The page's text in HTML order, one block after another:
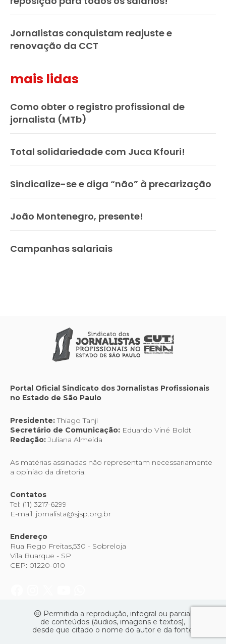
Jornalistas conquistam reajuste e
renovação da CCT
mais lidas
Como obter o registro profissional de
jornalista (MTb)
Total solidariedade com Juca Kfouri!
Sindicalize-se e diga “não” à precarização
João Montenegro, presente!
Campanhas salariais
Portal Oficial Sindicato dos Jornalistas Profissionais
no Estado de São Paulo
Presidente:Thiago Tanji
Secretário de Comunicação: Eduardo Viné Boldt
Redação:Juliana Almeida
As matérias assinadas não representam necessariamente
a opinião da diretoria.
Contatos
Tel: (11) 3217-6299
E-mail: jornalista@sjsp.org.br
Endereço
Rua Rego Freitas,530 - Sobreloja
Vila Buarque - SP
CEP: 01220-010
Permitida a reprodução, integral ou parcial
de conteúdos (áudios, imagens e textos),
desde que citado o nome do autor e da fonte